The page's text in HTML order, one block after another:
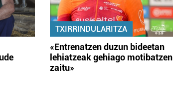
TXIRRINDULARITZA
«Entrenatzen duzun bideetan
lehiatzeak gehiago motibatzen
zaitu»